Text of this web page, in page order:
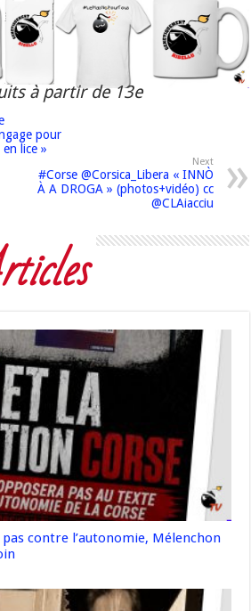
à partir de 13e
pour
lice »
Next
#Corse @Corsica_Libera « INNÒ
À A DROGA » (photos+vidéo) cc
@CLAiacciu
contre l’autonomie, Mélenchon